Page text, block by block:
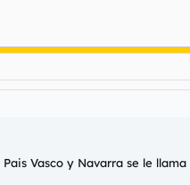
de pacotilla.
Vasco y Navarra se le